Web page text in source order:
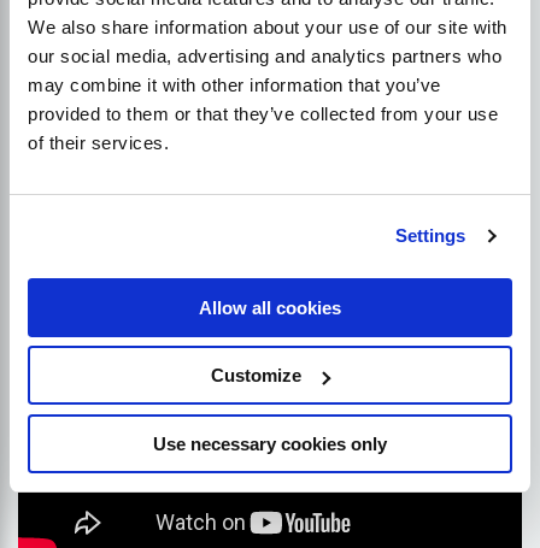
We also share information about your use of our site with
our social media, advertising and analytics partners who
may combine it with other information that you’ve
provided to them or that they’ve collected from your use
of their services.
Settings
Allow all cookies
Customize
Use necessary cookies only
Ko paklausti SEO
konsultanto